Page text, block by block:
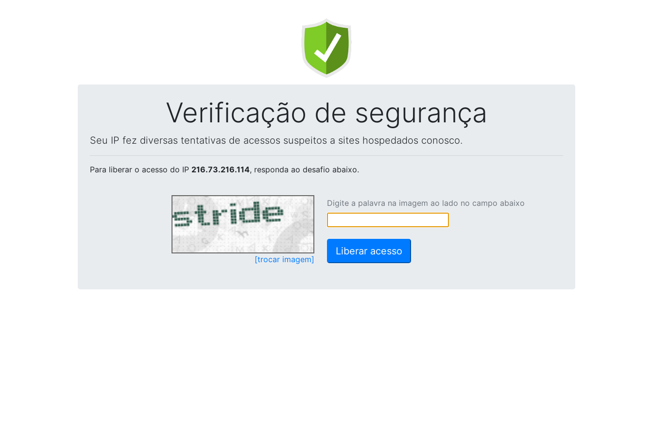
Verificação de segurança
Seu IP fez diversas tentativas de acessos suspeitos a sites hospedados conosco.
Para liberar o acesso do IP 216.73.216.114, responda ao desafio abaixo.
[trocar imagem]
Digite a palavra na imagem ao lado no campo abaixo